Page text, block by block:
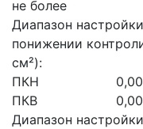
не более
Диапазон
понижении
см²):
ПКН
ПКВ
Диапазон